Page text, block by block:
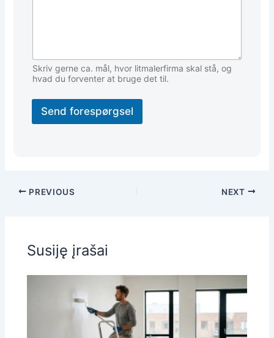
l
j
r
e
Skriv gerne ca. mål, hvor litmalerfirma skal stå, og
hvad du forventer at bruge det til.
Send forespørgsel
PREVIOUS NEXT
Susiję įrašai